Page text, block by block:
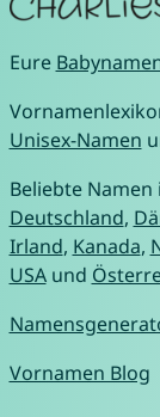
Eure
Unisex-Namen
Beliebte Namen
Deutschland,
Irland, Kanada,
USAund
Vornamen Blog